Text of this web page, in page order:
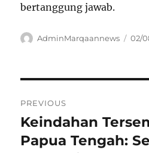
bertanggung jawab.
Author
AdminMarqaannews 02/
pos
PREVIOUS
Previous
post:
Keindahan
Papua Tengah: